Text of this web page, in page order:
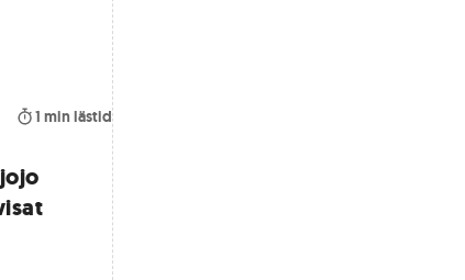
1 min lästid